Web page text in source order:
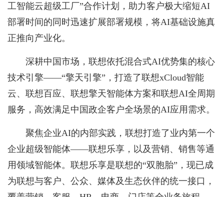
工智能云超级工厂”合作计划，助力客户极大缩短AI
部署时间的同时迅速扩展部署规模，将AI基础设施真
正推向产业化。
深耕中国市场，联想依托混合式AI优势集的核心
技术引擎——“擎天引擎”，打造了联想xCloud智能
云、联想百应、联想擎天智能体方案和联想AI全周期
服务，高效满足中国政企客户全场景的AI应用需求。
聚焦企业AI的内部实践，联想打造了业内第一个
企业超级智能体——联想乐享，以及营销、销售等通
用领域智能体。联想乐享是联想的“双胞胎”，现已成
为联想与客户、公众、媒体及生态伙伴的统一接口，